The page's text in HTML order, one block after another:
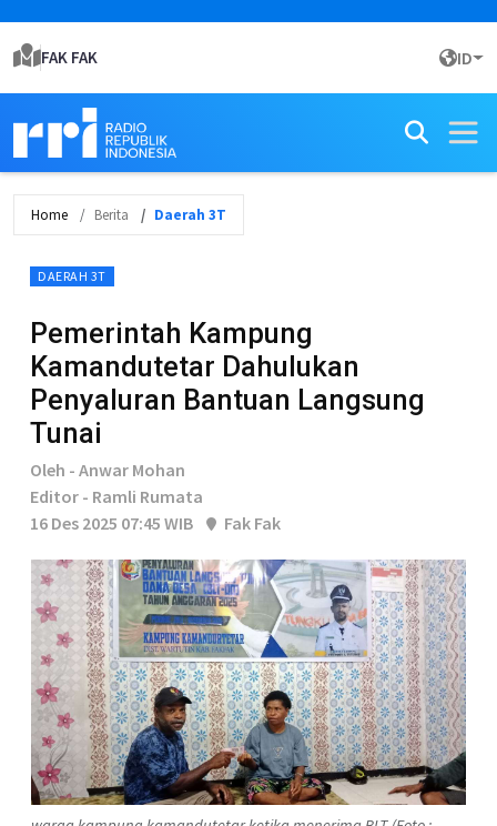
FAK FAK ID
Home Berita Daerah 3T
DAERAH 3T
Pemerintah Kampung
Kamandutetar Dahulukan
Penyaluran Bantuan Langsung
Tunai
Oleh - Anwar Mohan
Editor - Ramli Rumata
16 Des 2025 07:45 WIB
Fak Fak